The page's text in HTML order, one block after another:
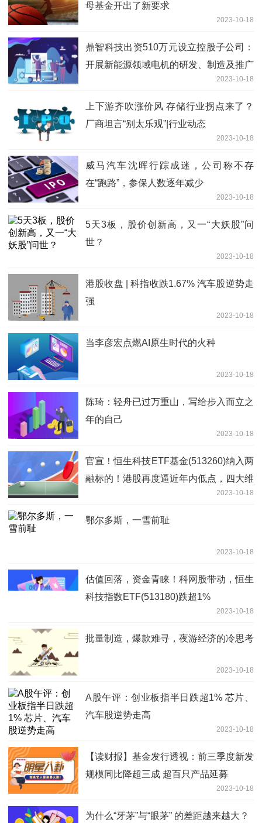
母基金开出了新要求
2023-10-18
鼎智科技出资510万元设立控股子公司：
开展新能源领域电机的研发、制造及推广
2023-10-18
上下游齐吹涨价风 存储行业拐点来了？
厂商坦言“别太乐观”|行业动态
2023-10-18
威马汽车沈晖行踪成迷，公司称不存
在“跑路”，参保人数逐年减少
2023-10-18
5天3板，股价创新高，又一“大妖股”问
世？
2023-10-18
港股收盘 | 科指收跌1.67% 汽车股逆势走
强
2023-10-18
当李彦宏点燃AI原生时代的火种
2023-10-18
陈琦：轻舟已过万重山，写给步入而立之
年的自己
2023-10-18
官宣！恒生科技ETF基金(513260)纳入两
融标的！港股再度逼近年内低点，四大维
2023-10-18
鄂尔多斯，一雪前耻
2023-10-18
估值回落，资金青睐！科网股带动，恒生
科技指数ETF(513180)跌超1%
2023-10-18
批量制造，爆款难寻，夜游经济的冷思考
2023-10-18
A股午评：创业板指半日跌超1% 芯片、
汽车股逆势走高
2023-10-18
【读财报】基金发行透视：前三季度新发
规模同比降超三成 超百只产品延募
2023-10-18
为什么“牙茅”与“眼茅” 的差距越来越大？